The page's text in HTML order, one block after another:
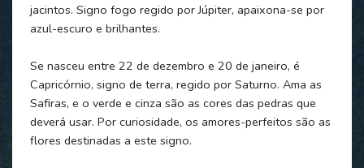
jacintos. Signo fogo regido por Júpiter, apaixona-se por
azul-escuro e brilhantes.
Se nasceu entre 22 de dezembro e 20 de janeiro, é
Capricórnio, signo de terra, regido por Saturno. Ama as
Safiras, e o verde e cinza são as cores das pedras que
deverá usar. Por curiosidade, os amores-perfeitos são as
flores destinadas a este signo.